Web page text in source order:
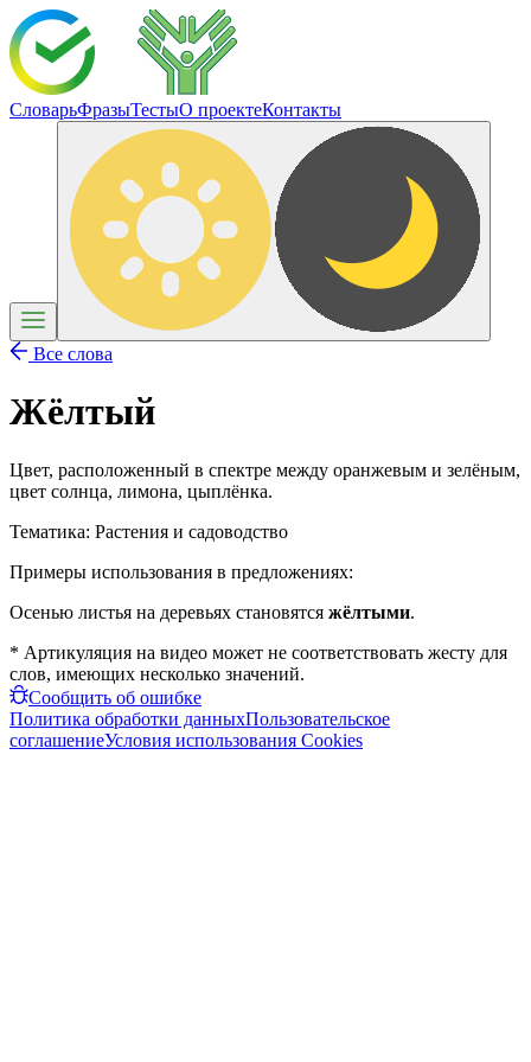
СловарьФразыТестыО проектеКонтакты
Все слова
Жёлтый
Цвет, расположенный в спектре между оранжевым и зелёным,
цвет солнца, лимона, цыплёнка.
Тематика: Растения и садоводство
Примеры использования в предложениях:
Осенью листья на деревьях становятся жёлтыми.
* Артикуляция на видео может не соответствовать жесту для
слов, имеющих несколько значений.
Сообщить об ошибке
Политика обработки данныхПользовательское
соглашениеУсловия использования Cookies